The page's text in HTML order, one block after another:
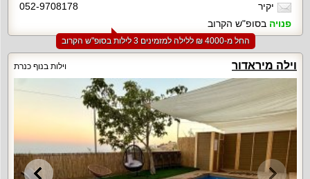
יקיר
052-9708178
פנויה בסופ"ש הקרוב
החל מ-‏4000 ₪ ללילה למזמינים 3 לילות בסופ"ש הקרוב
וילה מיראדור וילות בנוף כנרת